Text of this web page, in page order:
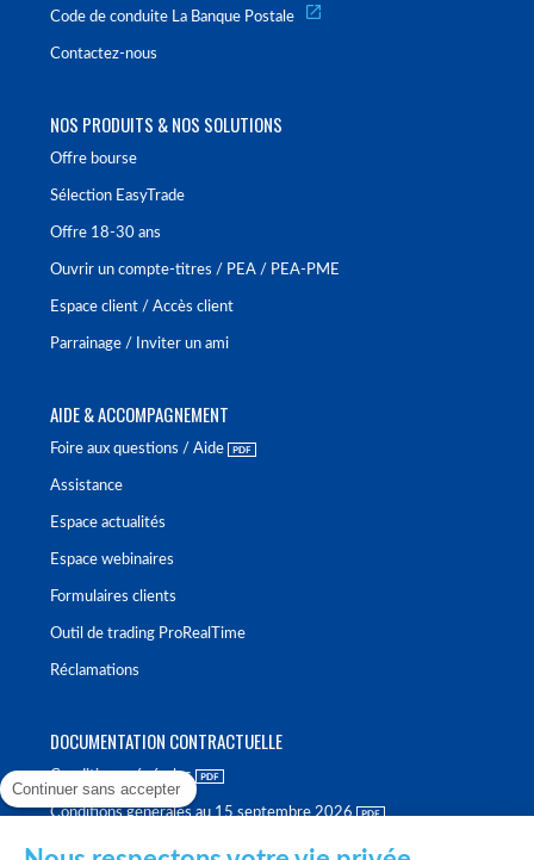
Code de conduite La Banque Postale
Contactez-nous
NOS PRODUITS & NOS SOLUTIONS
Offre bourse
Sélection EasyTrade
Offre 18-30 ans
Ouvrir un compte-titres / PEA / PEA-PME
Espace client / Accès client
Parrainage / Inviter un ami
AIDE & ACCOMPAGNEMENT
Foire aux questions / Aide
Assistance
Espace actualités
Espace webinaires
Formulaires clients
Outil de trading ProRealTime
Réclamations
DOCUMENTATION CONTRACTUELLE
Conditions générales
Conditions générales au 15 septembre 2026
Continuer sans accepter